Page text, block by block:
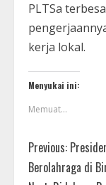
PLTSa
kerja lokal.
Menyukai ini:
Memuat...
Previous:
Berolahraga di